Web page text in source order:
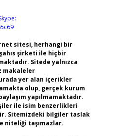
sitesi, herhangi bir
şirketi ile hiçbir
Sitede yalnızca
makaleler
yer alan içerikler
olup, gerçek kurum
yapılmamaktadır.
ile isim benzerlikleri
Sitemizdeki bilgiler taslak
niteliği taşımazlar.